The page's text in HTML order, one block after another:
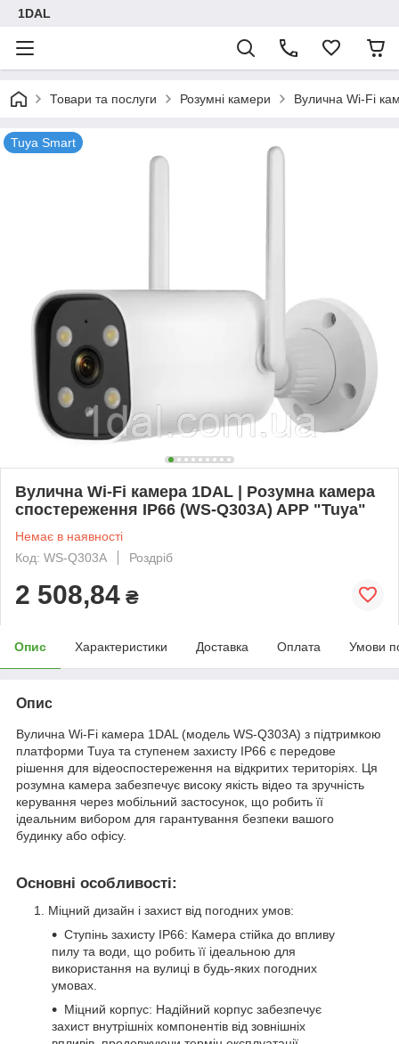
1DAL
Товари та послуги Розумні камери Вулична Wi-Fi
Tuya Smart
Вулична Wi-Fi камера 1DAL | Розумна камера
спостереження IP66 (WS-Q303A) APP "Tuya"
Немає в наявності
Код: WS-Q303A
Роздріб
2 508,84 ₴
Опис Характеристики Доставка Оплата Умови
Опис
Вулична Wi-Fi камера 1DAL (модель WS-Q303A) з підтримкою
платформи Tuya та ступенем захисту IP66 є передове
рішення для відеоспостереження на відкритих територіях. Ця
розумна камера забезпечує високу якість відео та зручність
керування через мобільний застосунок, що робить її
ідеальним вибором для гарантування безпеки вашого
будинку або офісу.
Основні особливості:
Міцний дизайн і захист від погодних умов:
Ступінь захисту IP66: Камера стійка до впливу
пилу та води, що робить її ідеальною для
використання на вулиці в будь-яких погодних
умовах.
Міцний корпус: Надійний корпус забезпечує
захист внутрішніх компонентів від зовнішніх